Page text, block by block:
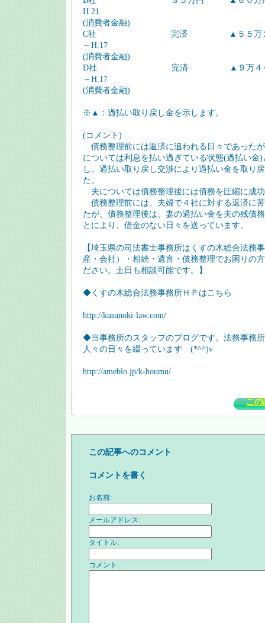
H.21
(消費者金融)
C社 完済 ▲５５万２５
～H.17
(消費者金融)
D社 完済 ▲９万４００
～H.17
(消費者金融)
※▲：過払い取り戻し金を示します。
(コメント)
債務整理前には返済に追われる日々であった
については利息を払い過ぎている状態(過払い金
し、過払い取り戻し交渉により過払い金を取り
た。
夫については債務整理後には債務を圧縮に成
債務整理前には、夫婦で４社に対する返済に
たが、債務整理後は、妻の過払い金を夫の残債
とにより、借金のない日々を送っています。
【埼玉県の司法書士事務所はくすの木総合法務
産・会社）・相続・遺言・債務整理でお困りの
ださい。土日も相談可能です。】
◆くすの木総合法務事務所ＨＰはこちら
http://kusunoki-law.com/
◆当事務所のスタッフのブログです。法務事務
人々の日々を綴っています (*^^)v
http://ameblo.jp/k-houmu/
この
この記事へのコメント
コメントを書く
お名前:
メールアドレス:
タイトル:
コメント: